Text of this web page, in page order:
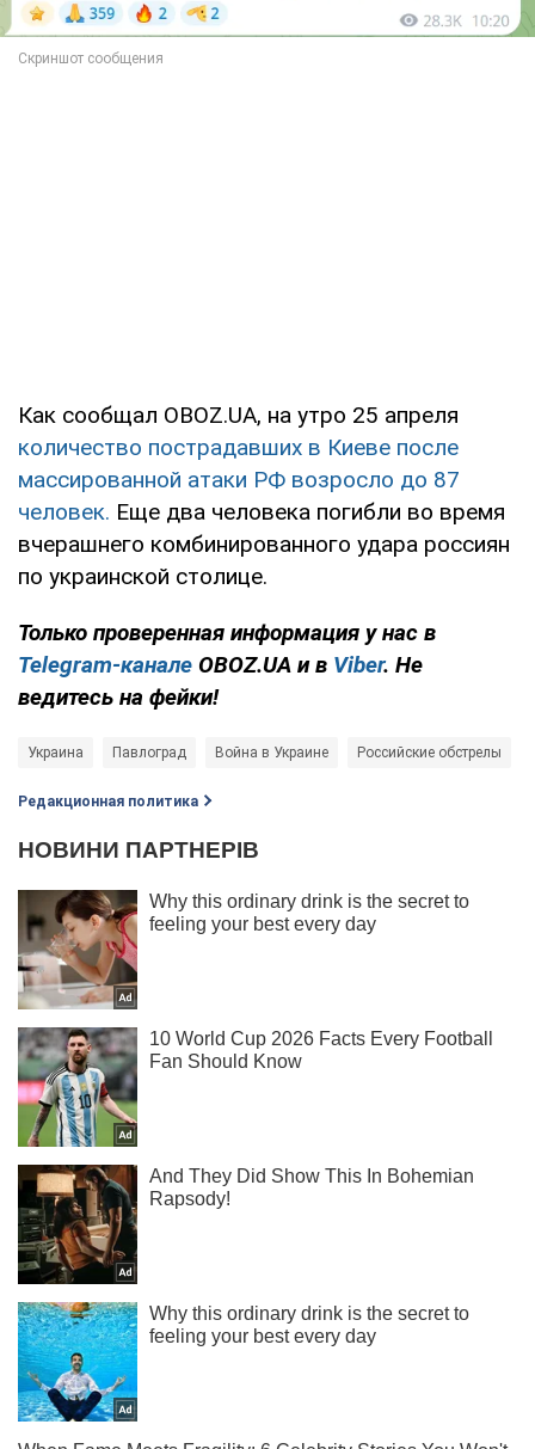
Как сообщал OBOZ.UA, на утро 25 апреля
количество пострадавших в Киеве после
массированной атаки РФ возросло до 87
человек. Еще два человека погибли во время
вчерашнего комбинированного удара россиян
по украинской столице.
Только проверенная информация у нас в
Telegram-канале OBOZ.UA и в Viber. Не
ведитесь на фейки!
Украина Павлоград Война в Украине Российские обстрелы
Редакционная политика